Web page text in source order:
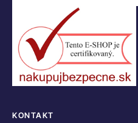
KONTAKT